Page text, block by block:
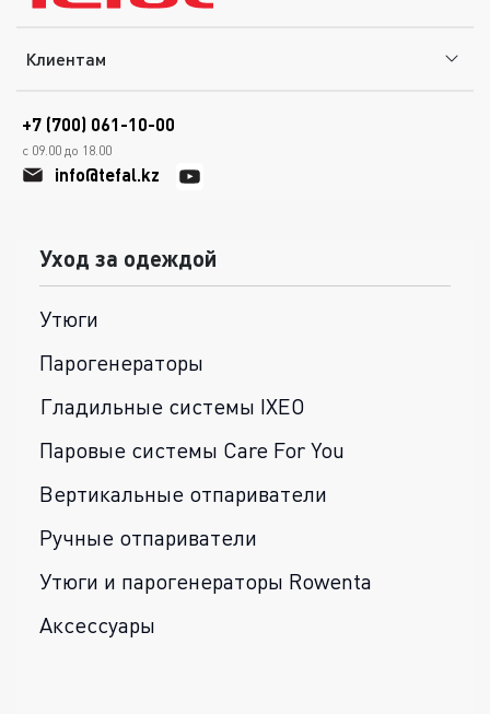
Клиентам
+7 (700) 061-10-00
с 09.00 до 18.00
info@tefal.kz
Уход за одеждой
Утюги
Парогенераторы
Гладильные системы IXEO
Паровые системы Care For You
Вертикальные отпариватели
Ручные отпариватели
Утюги и парогенераторы Rowenta
Аксессуары